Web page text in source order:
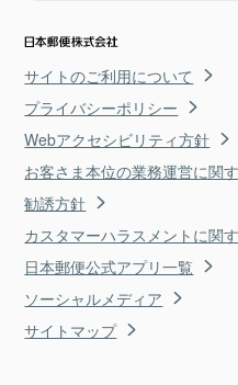
サイトのご利用について
プライバシーポリシー
Webアクセシビリティ方針
お客さま本位の業務運営に関
勧誘方針
カスタマーハラスメントに関
日本郵便公式アプリ一覧
ソーシャルメディア
サイトマップ